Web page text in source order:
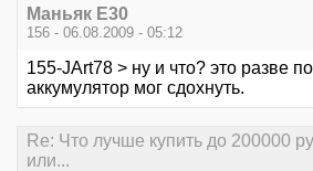
Маньяк E30
156 - 06.08.2009 - 05:12
155-JArt78 > ну и что? это разве
аккумулятор мог сдохнуть.
Re: Что лучше купить до 200000
или...